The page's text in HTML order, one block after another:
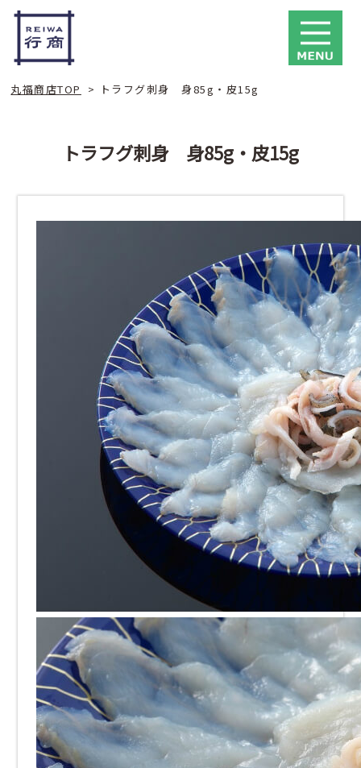
丸福商店TOP > トラフグ刺身 身85g・皮15g
トラフグ刺身 身85g・皮15g